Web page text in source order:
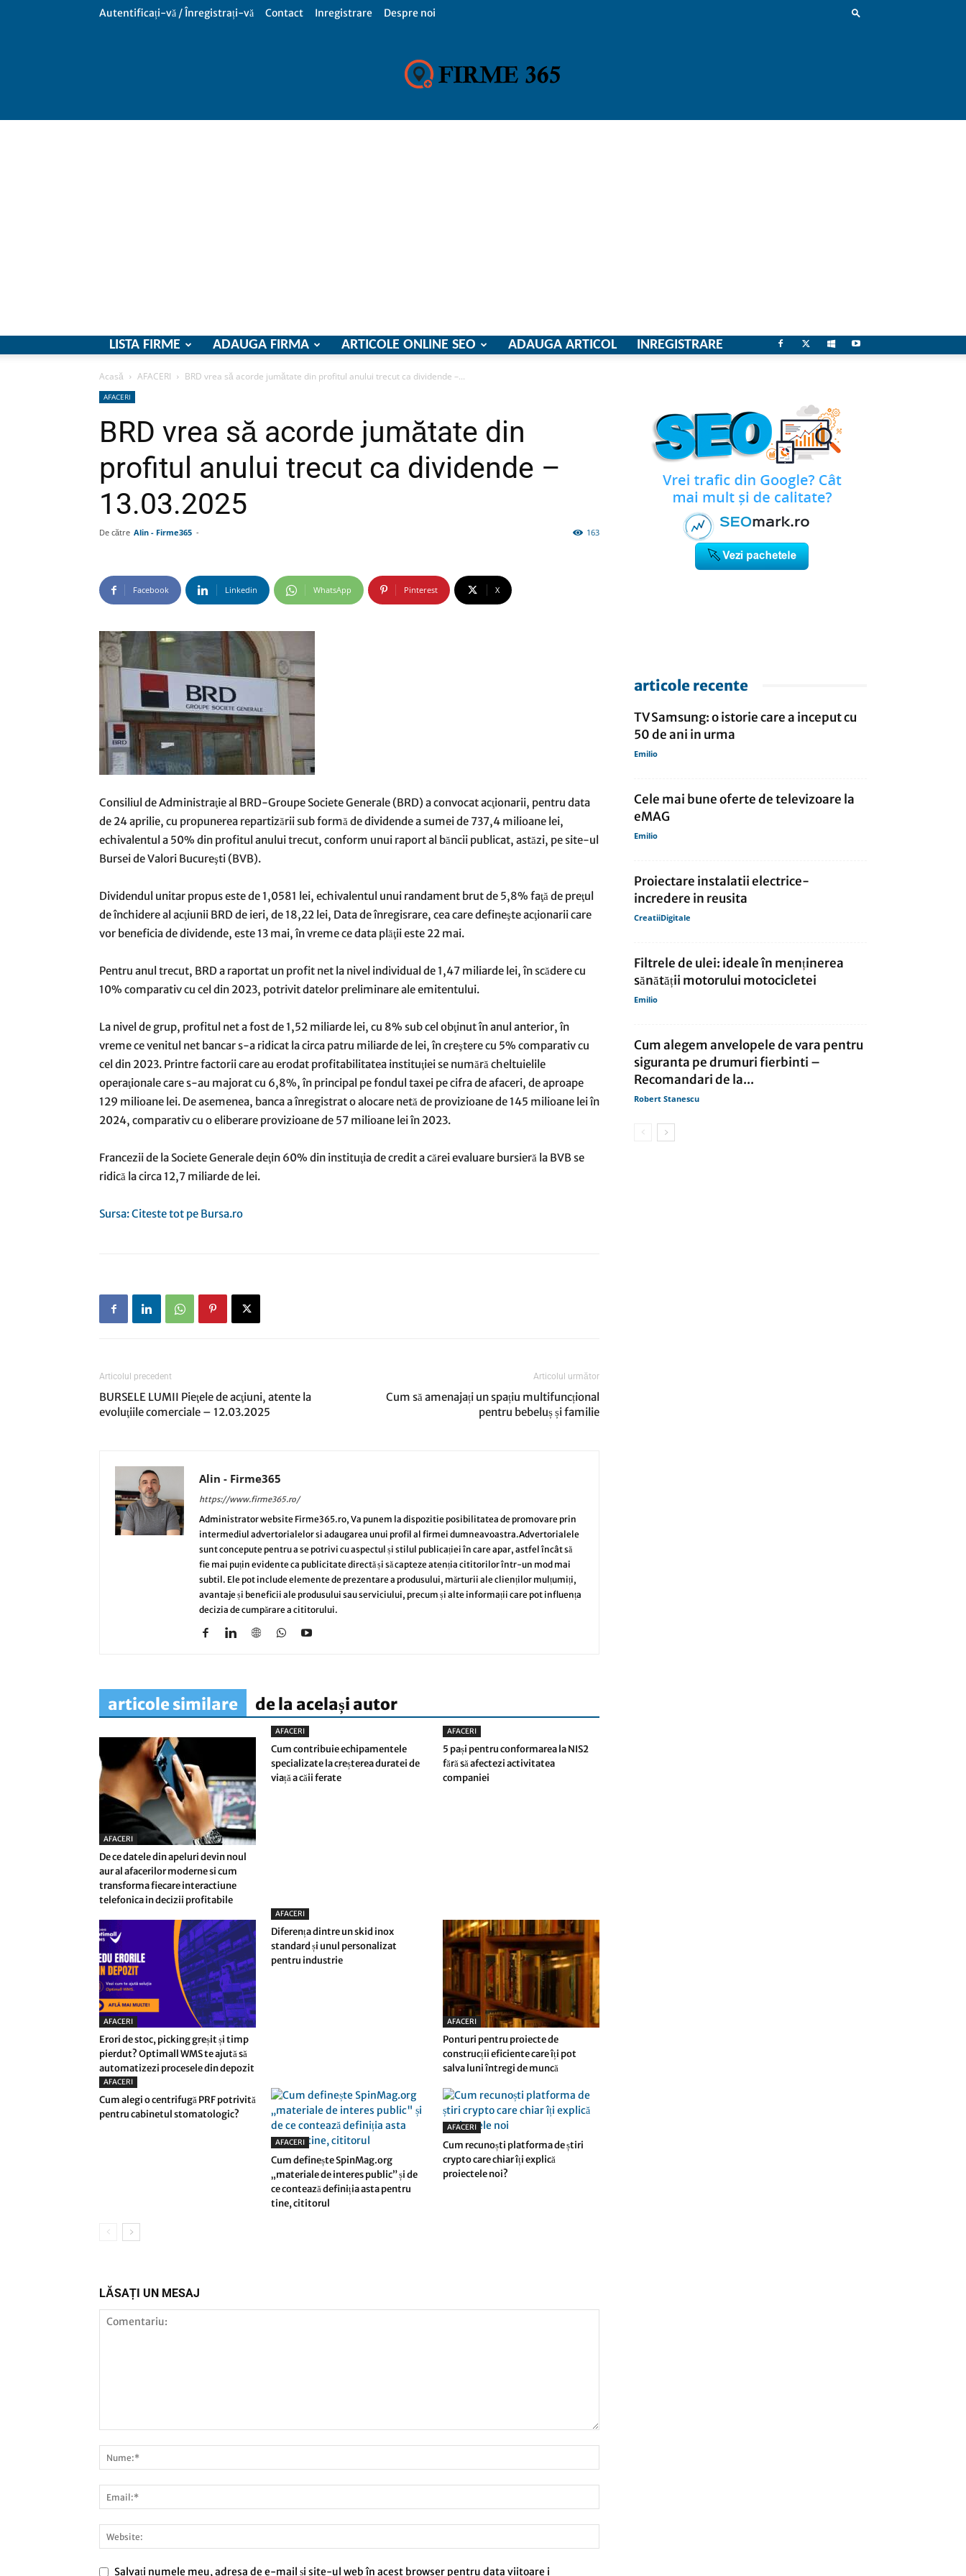
Autentificați-vă / Înregistrați-vă Contact Inregistrare Despre noi
comunicate
LISTA FIRME ADAUGA FIRMA ARTICOLE ONLINE SEO ADAUGA ARTICOL INREGISTRARE
Acasă AFACERI BRD vrea să acorde jumătate din profitul anului trecut ca dividende –...
AFACERI
BRD vrea să acorde jumătate din
profitul anului trecut ca dividende –
13.03.2025
De către Alin - Firme365 - 163
Facebook Linkedin WhatsApp Pinterest X
Consiliul de Administraţie al BRD-Groupe Societe Generale (BRD) a convocat acţionarii, pentru data
de 24 aprilie, cu propunerea repartizării sub formă de dividende a sumei de 737,4 milioane lei,
echivalentul a 50% din profitul anului trecut, conform unui raport al băncii publicat, astăzi, pe site-ul
Bursei de Valori Bucureşti (BVB).
Dividendul unitar propus este de 1,0581 lei, echivalentul unui randament brut de 5,8% faţă de preţul
de închidere al acţiunii BRD de ieri, de 18,22 lei, Data de înregisrare, cea care defineşte acţionarii care
vor beneficia de dividende, este 13 mai, în vreme ce data plăţii este 22 mai.
Pentru anul trecut, BRD a raportat un profit net la nivel individual de 1,47 miliarde lei, în scădere cu
10% comparativ cu cel din 2023, potrivit datelor preliminare ale emitentului.
La nivel de grup, profitul net a fost de 1,52 miliarde lei, cu 8% sub cel obţinut în anul anterior, în
vreme ce venitul net bancar s-a ridicat la circa patru miliarde de lei, în creştere cu 5% comparativ cu
cel din 2023. Printre factorii care au erodat profitabilitatea instituţiei se numără cheltuielile
operaţionale care s-au majorat cu 6,8%, în principal pe fondul taxei pe cifra de afaceri, de aproape
129 milioane lei. De asemenea, banca a înregistrat o alocare netă de provizioane de 145 milioane lei în
2024, comparativ cu o eliberare provizioane de 57 milioane lei în 2023.
Francezii de la Societe Generale deţin 60% din instituţia de credit a cărei evaluare bursieră la BVB se
ridică la circa 12,7 miliarde de lei.
Sursa: Citeste tot pe Bursa.ro
Articolul precedent
BURSELE LUMII Pieţele de acţiuni, atente la
evoluţiile comerciale – 12.03.2025
Articolul următor
Cum să amenajați un spațiu multifuncțional
pentru bebeluș și familie
Alin - Firme365
https://www.firme365.ro/
Administrator website Firme365.ro, Va punem la dispozitie posibilitatea de promovare prin
intermediul advertorialelor si adaugarea unui profil al firmei dumneavoastra.Advertorialele
sunt concepute pentru a se potrivi cu aspectul și stilul publicației în care apar, astfel încât să
fie mai puțin evidente ca publicitate directă și să capteze atenția cititorilor într-un mod mai
subtil. Ele pot include elemente de prezentare a produsului, mărturii ale clienților mulțumiți,
avantaje și beneficii ale produsului sau serviciului, precum și alte informații care pot influența
decizia de cumpărare a cititorului.
articole similare de la același autor
AFACERI
De ce datele din apeluri devin noul
aur al afacerilor moderne si cum
transforma fiecare interactiune
telefonica in decizii profitabile
AFACERI
Cum contribuie echipamentele
specializate la creșterea duratei de
viață a căii ferate
AFACERI
5 pași pentru conformarea la NIS2
fără să afectezi activitatea
companiei
AFACERI
Erori de stoc, picking greșit și timp
pierdut? Optimall WMS te ajută să
automatizezi procesele din depozit
AFACERI
Diferența dintre un skid inox
standard și unul personalizat
pentru industrie
AFACERI
Ponturi pentru proiecte de
construcții eficiente care îți pot
salva luni întregi de muncă
AFACERI
Cum alegi o centrifugă PRF potrivită
pentru cabinetul stomatologic?
AFACERI
Cum definește SpinMag.org
„materiale de interes public” și de
ce contează definiția asta pentru
tine, cititorul
AFACERI
Cum recunoști platforma de știri
crypto care chiar îți explică
proiectele noi?
LĂSAȚI UN MESAJ
Salvați numele meu, adresa de e-mail și site-ul web în acest browser pentru data viitoare i
articole recente
TV Samsung: o istorie care a inceput cu
50 de ani in urma
Emilio
Cele mai bune oferte de televizoare la
eMAG
Emilio
Proiectare instalatii electrice-
incredere in reusita
CreatiiDigitale
Filtrele de ulei: ideale în menținerea
sănătății motorului motocicletei
Emilio
Cum alegem anvelopele de vara pentru
siguranta pe drumuri fierbinti –
Recomandari de la...
Robert Stanescu